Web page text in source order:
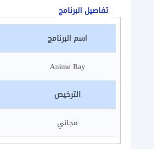
تفاصيل البرنامج
اسم البرنامج
Anime Ray
الترخيص
مجاني